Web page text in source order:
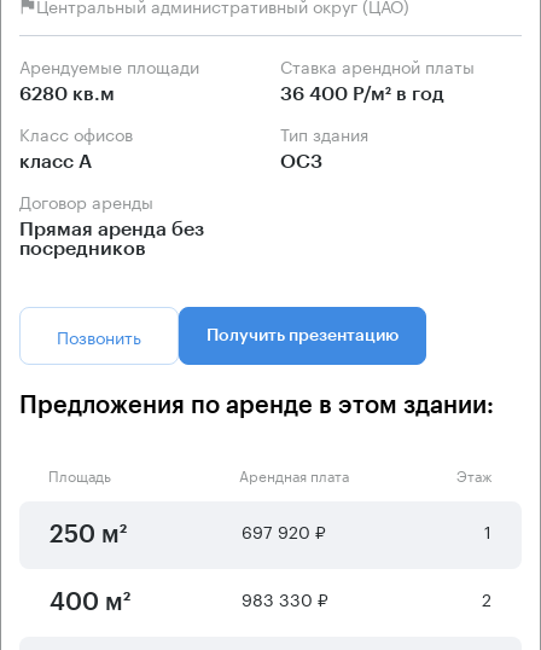
Арендуемые площади
6280 кв.м
Ставка арендной платы
36 400 Р/м² в год
Класс офисов
класс А
Тип здания
ОСЗ
Договор аренды
Прямая аренда без
посредников
Позвонить Получить презентацию
Предложения по аренде в этом здании:
Площадь Арендная плата Этаж
250 м² 697 920 ₽ 1
400 м² 983 330 ₽ 2